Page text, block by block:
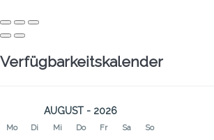
Verfügbarkeitskalender
AUGUST - 2026
Mo Di Mi Do Fr Sa So